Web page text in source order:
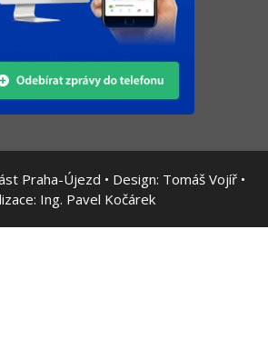
Praha-Újezd • Design: Tomáš Vojíř •
Ing. Pavel Kočárek